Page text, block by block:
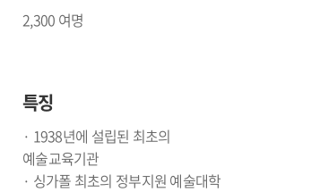
2,300 여명
특징
· 1938년에 설립된 최초의
예술교육기관
· 싱가폴 최초의 정부지원 예술대학